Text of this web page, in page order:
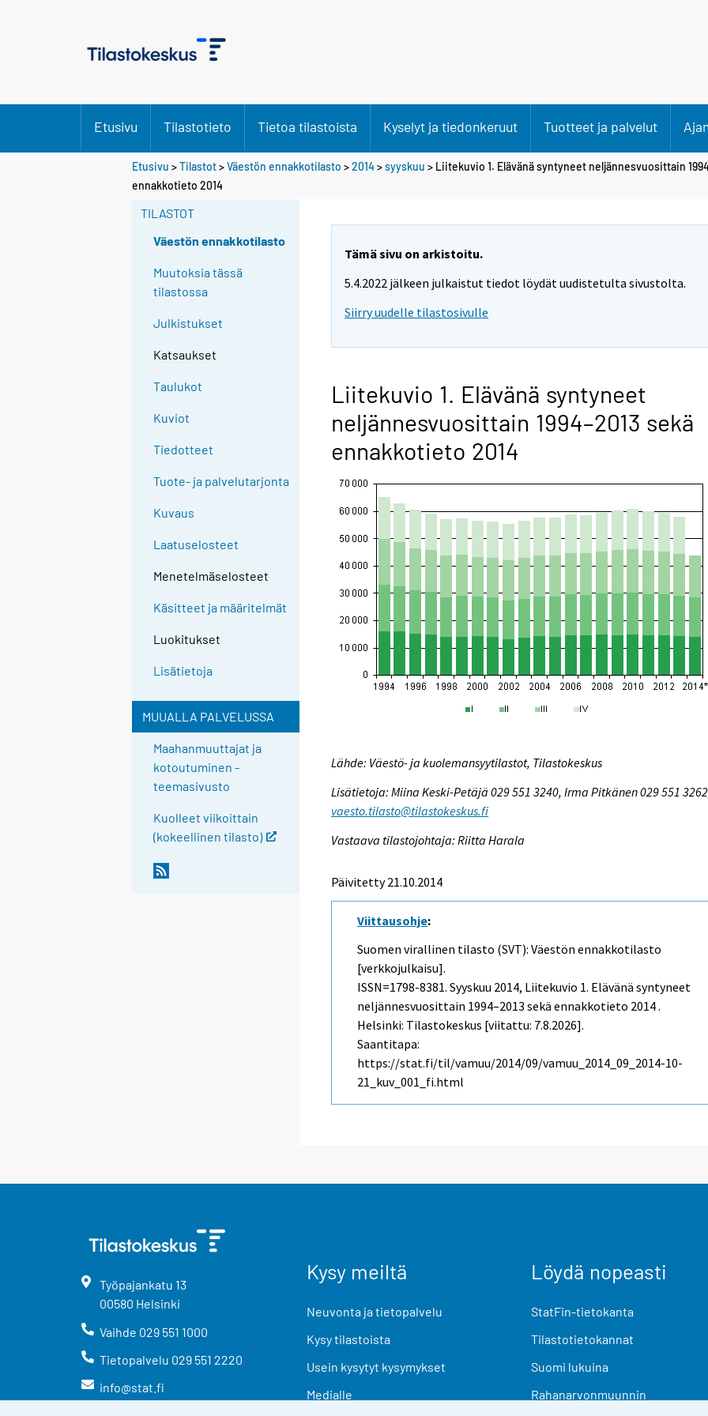
Etusivu Tilastotieto Tietoa tilastoista Kyselyt ja tiedonkeruut Tuotteet ja palvelut
Etusivu >Tilastot>Väestön ennakkotilasto >2014>syyskuu > Liitekuvio 1. Elävänä syntyneet neljännesvuosittain
ennakkotieto 2014
TILASTOT
Väestön ennakkotilasto
Muutoksia tässä
tilastossa
Julkistukset
Katsaukset
Taulukot
Kuviot
Tiedotteet
Tuote- ja palvelutarjonta
Kuvaus
Laatuselosteet
Menetelmäselosteet
Käsitteet ja määritelmät
Luokitukset
Lisätietoja
MUUALLA PALVELUSSA
Maahanmuuttajat ja
kotoutuminen -
teemasivusto
Kuolleet viikoittain
(kokeellinen tilasto)
Tämä sivu on arkistoitu.
5.4.2022 jälkeen julkaistut tiedot löydät uudistetulta sivustolta.
Siirry uudelle tilastosivulle
Liitekuvio 1. Elävänä syntyneet
neljännesvuosittain 1994–2013 sekä
ennakkotieto 2014
Lähde: Väestö- ja kuolemansyytilastot, Tilastokeskus
Lisätietoja: Miina Keski-Petäjä 029 551 3240, Irma Pitkänen 029 551
vaesto.tilasto@tilastokeskus.fi
Vastaava tilastojohtaja: Riitta Harala
Päivitetty 21.10.2014
Viittausohje:
Suomen virallinen tilasto (SVT): Väestön ennakkotilasto
[verkkojulkaisu].
ISSN=1798-8381.Syyskuu 2014, Liitekuvio 1. Elävänä syntyneet
neljännesvuosittain 1994–2013 sekä ennakkotieto 2014 .
Helsinki: Tilastokeskus [viitattu: 7.8.2026].
Saantitapa:
https://stat.fi/til/vamuu/2014/09/vamuu_2014_09_2014-10-
21_kuv_001_fi.html
Työpajankatu 13
00580 Helsinki
Vaihde 029 551 1000
Tietopalvelu 029 551 2220
info@stat.fi
Kysy meiltä
Neuvonta ja tietopalvelu
Kysy tilastoista
Usein kysytyt kysymykset
Medialle
Löydä nopeasti
StatFin-tietokanta
Tilastotietokannat
Suomi lukuina
Rahanarvonmuunnin